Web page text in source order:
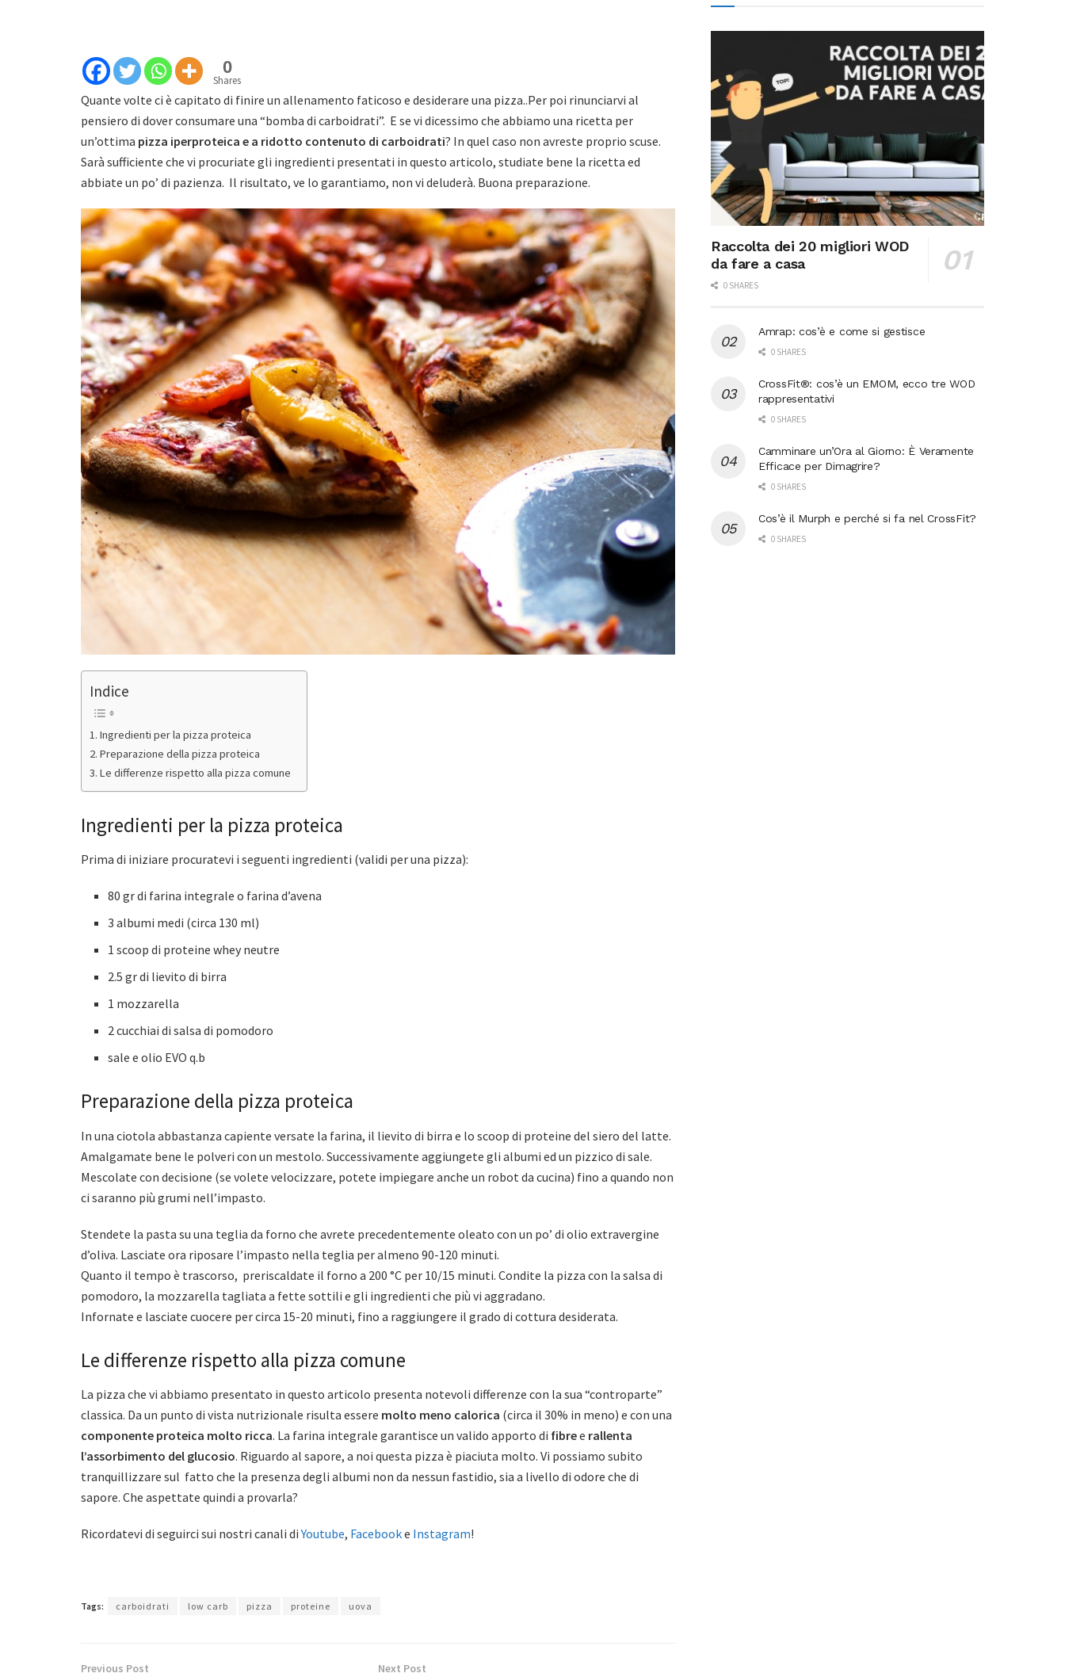
0
Shares
Quante volte ci è capitato di finire un allenamento faticoso e desiderare una pizza..Per poi rinunciarvi al
pensiero di dover consumare una “bomba di carboidrati”. E se vi dicessimo che abbiamo una ricetta per
un’ottima pizza iperproteica e a ridotto contenuto di carboidrati? In quel caso non avreste proprio scuse.
Sarà sufficiente che vi procuriate gli ingredienti presentati in questo articolo, studiate bene la ricetta ed
abbiate un po’ di pazienza. Il risultato, ve lo garantiamo, non vi deluderà. Buona preparazione.
Indice
Ingredienti per la pizza proteica
Preparazione della pizza proteica
Le differenze rispetto alla pizza comune
Ingredienti per la pizza proteica
Prima di iniziare procuratevi i seguenti ingredienti (validi per una pizza):
80 gr di farina integrale o farina d’avena
3 albumi medi (circa 130 ml)
1 scoop di proteine whey neutre
2.5 gr di lievito di birra
1 mozzarella
2 cucchiai di salsa di pomodoro
sale e olio EVO q.b
Preparazione della pizza proteica
In una ciotola abbastanza capiente versate la farina, il lievito di birra e lo scoop di proteine del siero del latte.
Amalgamate bene le polveri con un mestolo. Successivamente aggiungete gli albumi ed un pizzico di sale.
Mescolate con decisione (se volete velocizzare, potete impiegare anche un robot da cucina) fino a quando non
ci saranno più grumi nell’impasto.
Stendete la pasta su una teglia da forno che avrete precedentemente oleato con un po’ di olio extravergine
d’oliva. Lasciate ora riposare l’impasto nella teglia per almeno 90-120 minuti.
Quanto il tempo è trascorso, preriscaldate il forno a 200 °C per 10/15 minuti. Condite la pizza con la salsa di
pomodoro, la mozzarella tagliata a fette sottili e gli ingredienti che più vi aggradano.
Infornate e lasciate cuocere per circa 15-20 minuti, fino a raggiungere il grado di cottura desiderata.
Le differenze rispetto alla pizza comune
La pizza che vi abbiamo presentato in questo articolo presenta notevoli differenze con la sua “controparte”
classica. Da un punto di vista nutrizionale risulta essere molto meno calorica (circa il 30% in meno) e con una
componente proteica molto ricca. La farina integrale garantisce un valido apporto di fibree rallenta
l’assorbimento del glucosio. Riguardo al sapore, a noi questa pizza è piaciuta molto. Vi possiamo subito
tranquillizzare sul fatto che la presenza degli albumi non da nessun fastidio, sia a livello di odore che di
sapore. Che aspettate quindi a provarla?
Ricordatevi di seguirci sui nostri canali diYoutube, Facebooke Instagram!
Tags: carboidrati low carb pizza proteine uova
Previous Post Next Post
Raccolta dei 20 migliori WOD
da fare a casa
0 SHARES
Amrap: cos’è e come si gestisce
0 SHARES
CrossFit®: cos’è un EMOM, ecco tre WOD
rappresentativi
0 SHARES
Camminare un’Ora al Giorno: È Veramente
Efficace per Dimagrire?
0 SHARES
Cos’è il Murph e perché si fa nel CrossFit?
0 SHARES